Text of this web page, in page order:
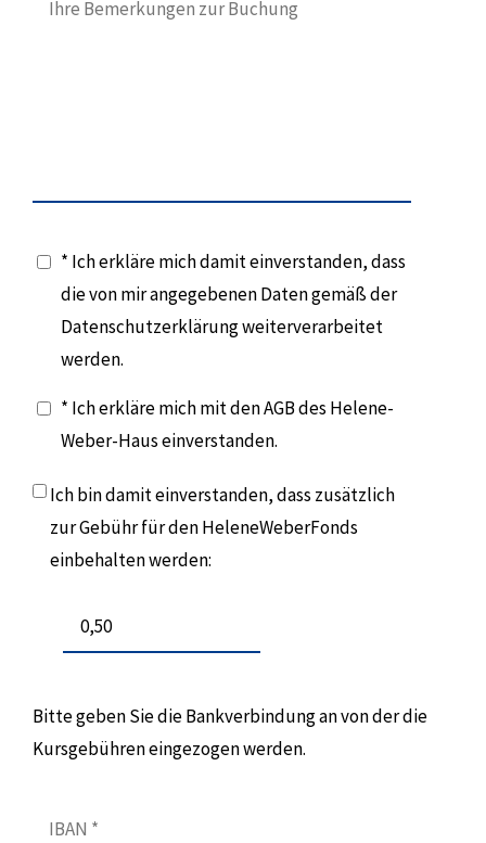
* Ich erkläre mich damit einverstanden, dass
die von mir angegebenen Daten gemäß der
Datenschutzerklärung weiterverarbeitet
werden.
* Ich erkläre mich mit den AGB des Helene-
Weber-Haus einverstanden.
Ich bin damit einverstanden, dass zusätzlich
zur Gebühr für den HeleneWeberFonds
einbehalten werden:
Bitte geben Sie die Bankverbindung an von der die
Kursgebühren eingezogen werden.